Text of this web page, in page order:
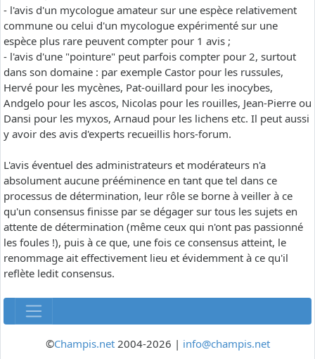
- l'avis d'un mycologue amateur sur une espèce relativement
commune ou celui d'un mycologue expérimenté sur une
espèce plus rare peuvent compter pour 1 avis ;
- l'avis d'une "pointure" peut parfois compter pour 2, surtout
dans son domaine : par exemple Castor pour les russules,
Hervé pour les mycènes, Pat-ouillard pour les inocybes,
Andgelo pour les ascos, Nicolas pour les rouilles, Jean-Pierre ou
Dansi pour les myxos, Arnaud pour les lichens etc. Il peut aussi
y avoir des avis d'experts recueillis hors-forum.
L'avis éventuel des administrateurs et modérateurs n'a
absolument aucune prééminence en tant que tel dans ce
processus de détermination, leur rôle se borne à veiller à ce
qu'un consensus finisse par se dégager sur tous les sujets en
attente de détermination (même ceux qui n'ont pas passionné
les foules !), puis à ce que, une fois ce consensus atteint, le
renommage ait effectivement lieu et évidemment à ce qu'il
reflète ledit consensus.
©Champis.net2004-2026 | info@champis.net